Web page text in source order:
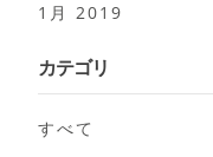
1月 2019
カテゴリ
すべて